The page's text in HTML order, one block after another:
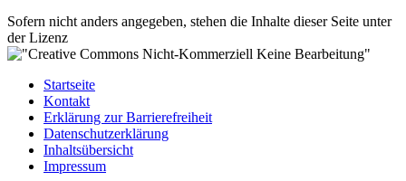
Sofern nicht anders angegeben, stehen die Inhalte dieser Seite unter
der Lizenz
Startseite
Kontakt
Erklärung zur Barrierefreiheit
Datenschutzerklärung
Inhaltsübersicht
Impressum